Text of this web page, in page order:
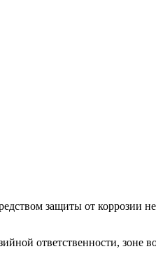
защиты от коррозии
ответственности,